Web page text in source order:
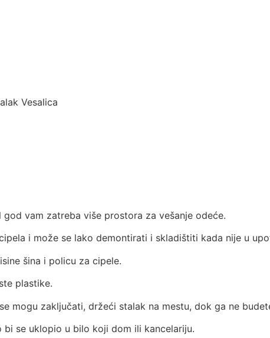
Vesalica
vam zatreba više prostora za vešanje odeće.
i može se lako demontirati i skladištiti kada nije u
šina i policu za cipele.
plastike.
mogu zaključati, držeći stalak na mestu, dok ga ne
bi se uklopio u bilo koji dom ili kancelariju.